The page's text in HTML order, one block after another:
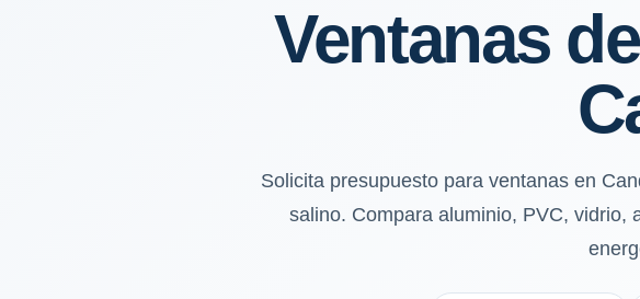
Ventanas
Solicita presupuesto para ventanas en
salino. Compara aluminio, PVC, vidrio,